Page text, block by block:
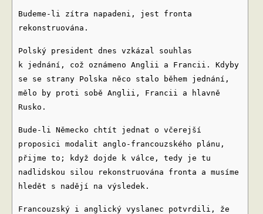
Budeme-li zítra napadeni, jest fronta
rekonstruována.
Polský president dnes vzkázal souhlas
k jednání, což oznámeno Anglii a Francii. Kdyby
se se strany Polska něco stalo během jednání,
mělo by proti sobě Anglii, Francii a hlavně
Rusko.
Bude-li Německo chtít jednat o včerejší
proposici modalit anglo-francouzského plánu,
přijme to; když dojde k válce, tedy je tu
nadlidskou silou rekonstruována fronta a musíme
hledět s nadějí na výsledek.
Francouzský i anglický vyslanec potvrdili, že